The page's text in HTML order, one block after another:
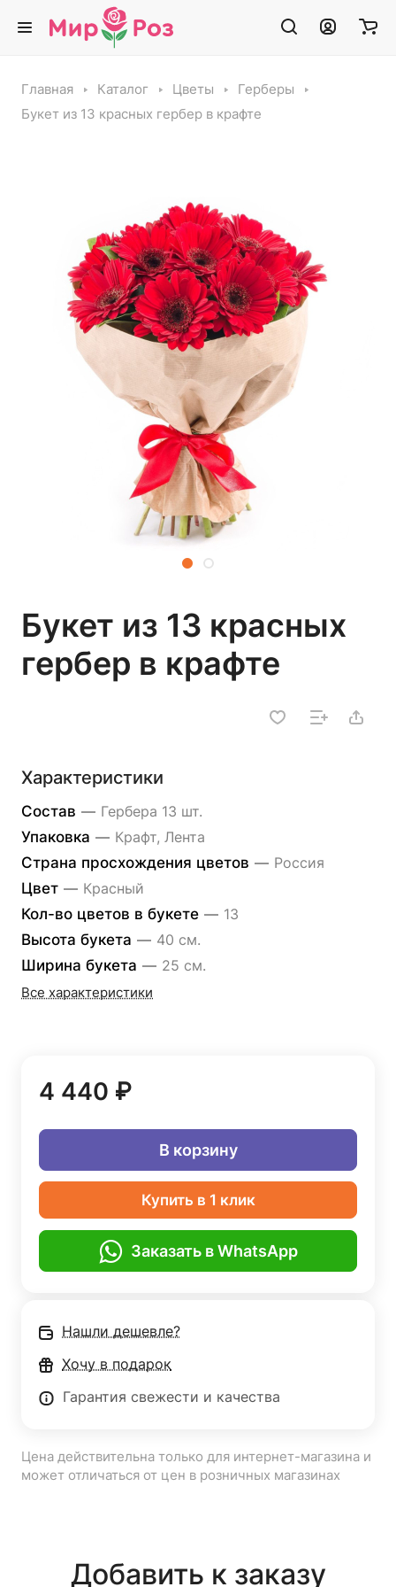
Главная Каталог Цветы
Герберы
Букет из 13 красных гербер в крафте
Букет из 13 красных
гербер в крафте
Характеристики
Состав — Гербера 13 шт.
Упаковка — Крафт, Лента
Страна просхождения цветов — Россия
Цвет — Красный
Кол-во цветов в букете — 13
Высота букета — 40 см.
Ширина букета — 25 см.
Все характеристики
4 440 ₽
В корзину
Купить в 1 клик
Заказать в WhatsApp
Нашли дешевле?
Хочу в подарок
Гарантия свежести и качества
Цена действительна только для интернет-магазина и
может отличаться от цен в розничных магазинах
Добавить к заказу